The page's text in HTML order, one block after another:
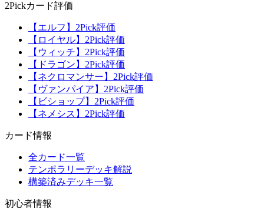
2Pickカード評価
【エルフ】2Pick評価
【ロイヤル】2Pick評価
【ウィッチ】2Pick評価
【ドラゴン】2Pick評価
【ネクロマンサー】2Pick評価
【ヴァンパイア】2Pick評価
【ビショップ】2Pick評価
【ネメシス】2Pick評価
カード情報
全カード一覧
テンポラリーデッキ解説
構築済みデッキ一覧
初心者情報